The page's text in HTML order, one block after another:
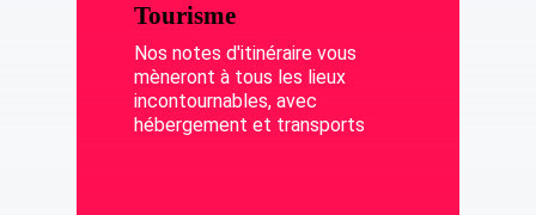
Tourisme
Nos notes d'itinéraire vous
mèneront à tous les lieux
incontournables, avec
hébergement et transports